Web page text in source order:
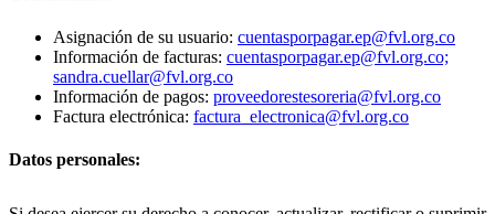
Asignación de su usuario: cuentasporpagar.ep@fvl.org.co
Información de facturas: cuentasporpagar.ep@fvl.org.co;
sandra.cuellar@fvl.org.co
Información de pagos: proveedorestesoreria@fvl.org.co
Factura electrónica: factura_electronica@fvl.org.co
Datos personales: